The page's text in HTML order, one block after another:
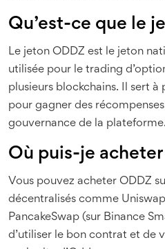
Qu’est-ce que le
Le jeton ODDZ est le jeton
utilisée pour le trading
plusieurs blockchains. Il sert à
pour gagner des
gouvernance de la plateforme.
Où puis-je acheter
Vous pouvez acheter ODDZ
décentralisés comme
PancakeSwap (sur Binance
d’utiliser le bon contrat et de